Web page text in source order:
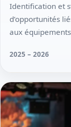
Identification et
d’opportunités
aux
2025 – 2026